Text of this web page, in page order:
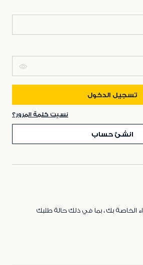
تسجيل الدخول
نسيت كلمة المرور؟
انشئ حساب
الخاصة بك ، بما في ذلك حالة طلبك